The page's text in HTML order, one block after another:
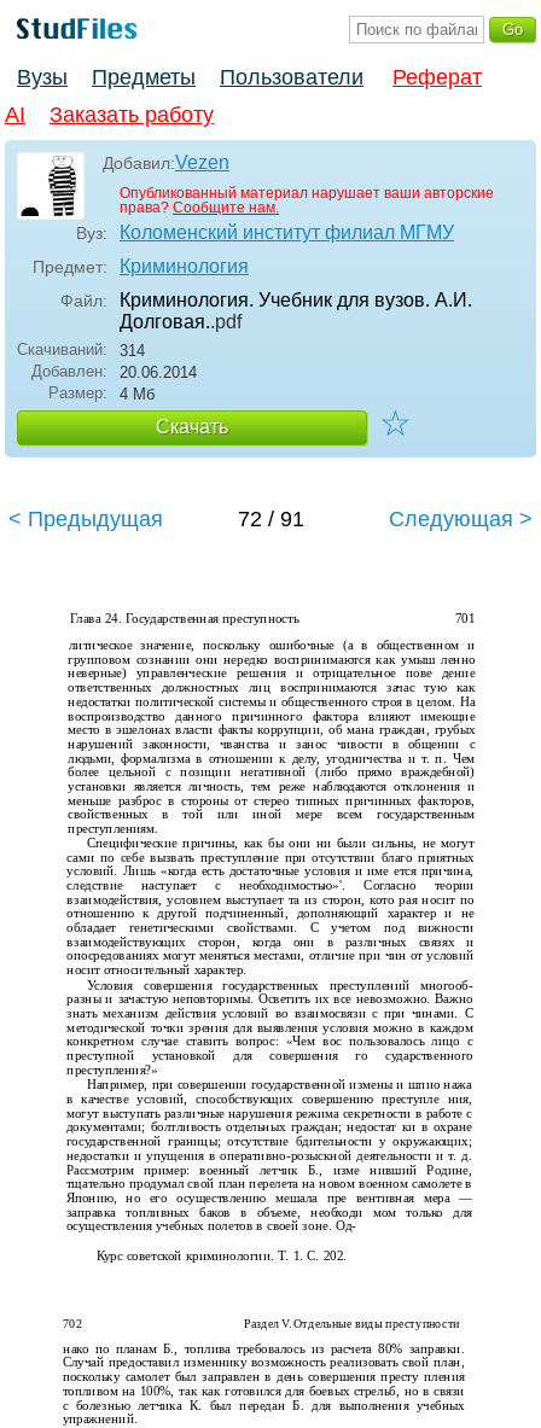
Вузы Предметы Пользователи
Реферат
AI
Заказать работу
Добавил:Vezen
Опубликованный материал нарушает ваши авторские
права? Сообщите нам.
Вуз: Коломенский институт филиал МГМУ
Предмет: Криминология
Файл:
Криминология. Учебник для вузов. А.И.
Долговая..pdf
Скачиваний:
314
Добавлен:
20.06.2014
Размер:
4 Мб
Скачать ☆
< Предыдущая 72 / 91 Следующая >
Глава 24. Государственная преступность
701
литическое значение, поскольку ошибочные (а в общественном и
групповом сознании они нередко воспринимаются как умыш­ ленно
неверные) управленческие решения и отрицательное пове­ дение
ответственных должностных лиц воспринимаются зачас­ тую как
недостатки политической системы и общественного строя в целом. На
воспроизводство данного причинного фактора влияют имеющие
место в эшелонах власти факты коррупции, об­ мана граждан, грубых
нарушений законности, чванства и занос­ чивости в общении с
людьми, формализма в отношении к делу, угодничества и т. п. Чем
более цельной с позиции негативной (либо прямо враждебной)
установки является личность, тем реже наблюдаются отклонения и
меньше разброс в стороны от стерео­ типных причинных факторов,
свойственных в той или иной мере всем государственным
преступлениям.
Специфические причины, как бы они ни были сильны, не могут
сами по себе вызвать преступление при отсутствии благо­ приятных
условий. Лишь «когда есть достаточные условия и име­ ется причина,
следствие наступает с необходимостью»'. Согласно теории
взаимодействия, условием выступает та из сторон, кото­ рая носит по
отношению к другой подчиненный, дополняющий характер и не
обладает генетическими свойствами. С учетом под­ вижности
взаимодействующих сторон, когда они в различных связях и
опосредованиях могут меняться местами, отличие при­ чин от условий
носит относительный характер.
Условия совершения государственных преступлений многооб­
разны и зачастую неповторимы. Осветить их все невозможно. Важно
знать механизм действия условий во взаимосвязи с при­ чинами. С
методической точки зрения для выявления условия можно в каждом
конкретном случае ставить вопрос: «Чем вос­ пользовалось лицо с
преступной установкой для совершения го­ сударственного
преступления?»
Например, при совершении государственной измены и шпио­ нажа
в качестве условий, способствующих совершению преступле­ ния,
могут выступать различные нарушения режима секретности в работе с
документами; болтливость отдельных граждан; недостат­ ки в охране
государственной границы; отсутствие бдительности у окружающих;
недостатки и упущения в оперативно-розыскной деятельности и т. д.
Рассмотрим пример: военный летчик Б., изме­ нивший Родине,
тщательно продумал свой план перелета на новом военном самолете в
Японию, но его осуществлению мешала пре­ вентивная мера —
заправка топливных баков в объеме, необходи­ мом только для
осуществления учебных полетов в своей зоне. Од-
Курс советской криминологии. Т. 1. С. 202.
702 Раздел V. Отдельные виды преступности
нако по планам Б., топлива требовалось из расчета 80% заправки.
Случай предоставил изменнику возможность реализовать свой план,
поскольку самолет был заправлен в день совершения престу­ пления
топливом на 100%, так как готовился для боевых стрельб, но в связи
с болезнью летчика К. был передан Б. для выполнения учебных
упражнений.